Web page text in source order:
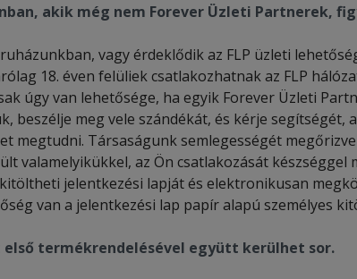
akik még nem Forever Üzleti Partnerek,
vagy érdeklődik az FLP üzleti
18. éven felüliek csatlakozhatnak az FLP
úgy van lehetősége, ha egyik Forever Üzleti
beszélje meg vele szándékát, és kérje segítségét,
megtudni. Társaságunk semlegességét
valamelyikükkel, az Ön csatlakozását készséggel
jelentkezési lapját és elektronikusan
van a jelentkezési lap papír alapú személyes
első termékrendelésével együtt kerülhet sor.